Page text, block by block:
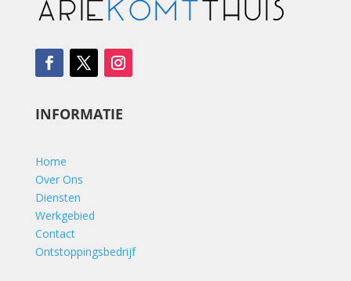
INFORMATIE
Home
Over Ons
Diensten
Werkgebied
Contact
Ontstoppingsbedrijf